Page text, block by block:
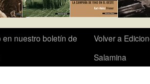
en nuestro boletín de
Volver a
Salamina